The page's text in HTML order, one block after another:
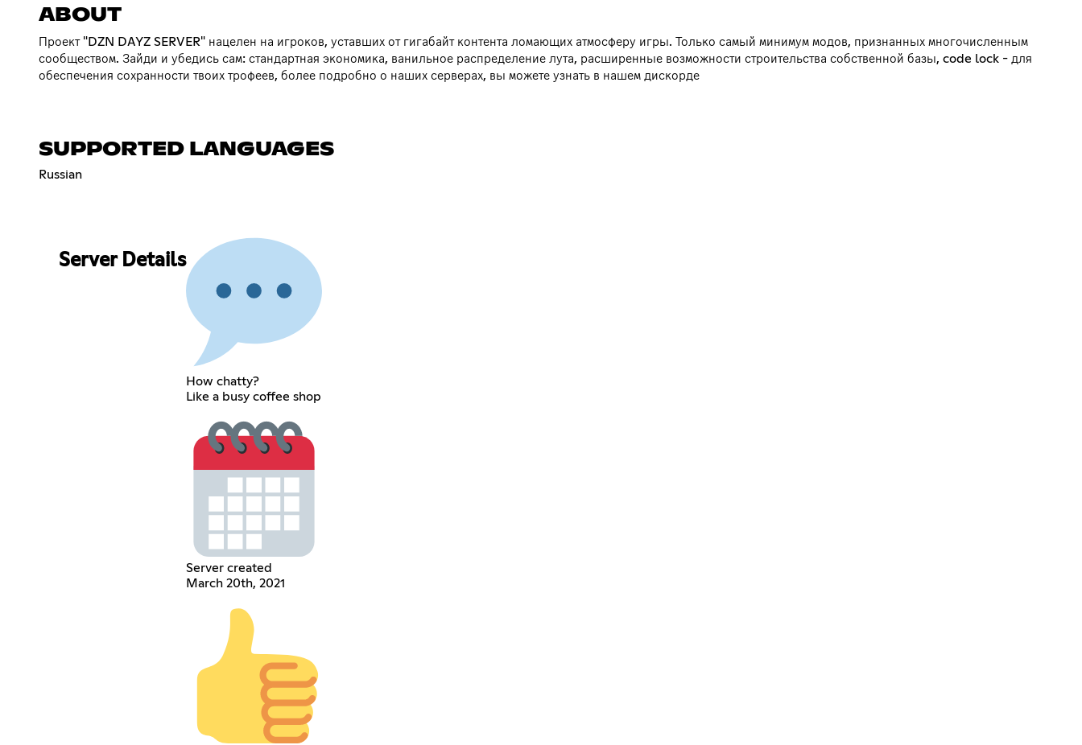
ABOUT
Проект "DZN DAYZ SERVER" нацелен на игроков, уставших от гигабайт контента ломающих атмосферу игры. Только самый минимум модов, признанных многочисленным
сообществом. Зайди и убедись сам: стандартная экономика, ванильное распределение лута, расширенные возможности строительства собственной базы, code lock - для
обеспечения сохранности твоих трофеев, более подробно о наших серверах, вы можете узнать в нашем дискорде
SUPPORTED LANGUAGES
Russian
Server Details
How chatty?
Like a busy coffee shop
Server created
March 20th, 2021